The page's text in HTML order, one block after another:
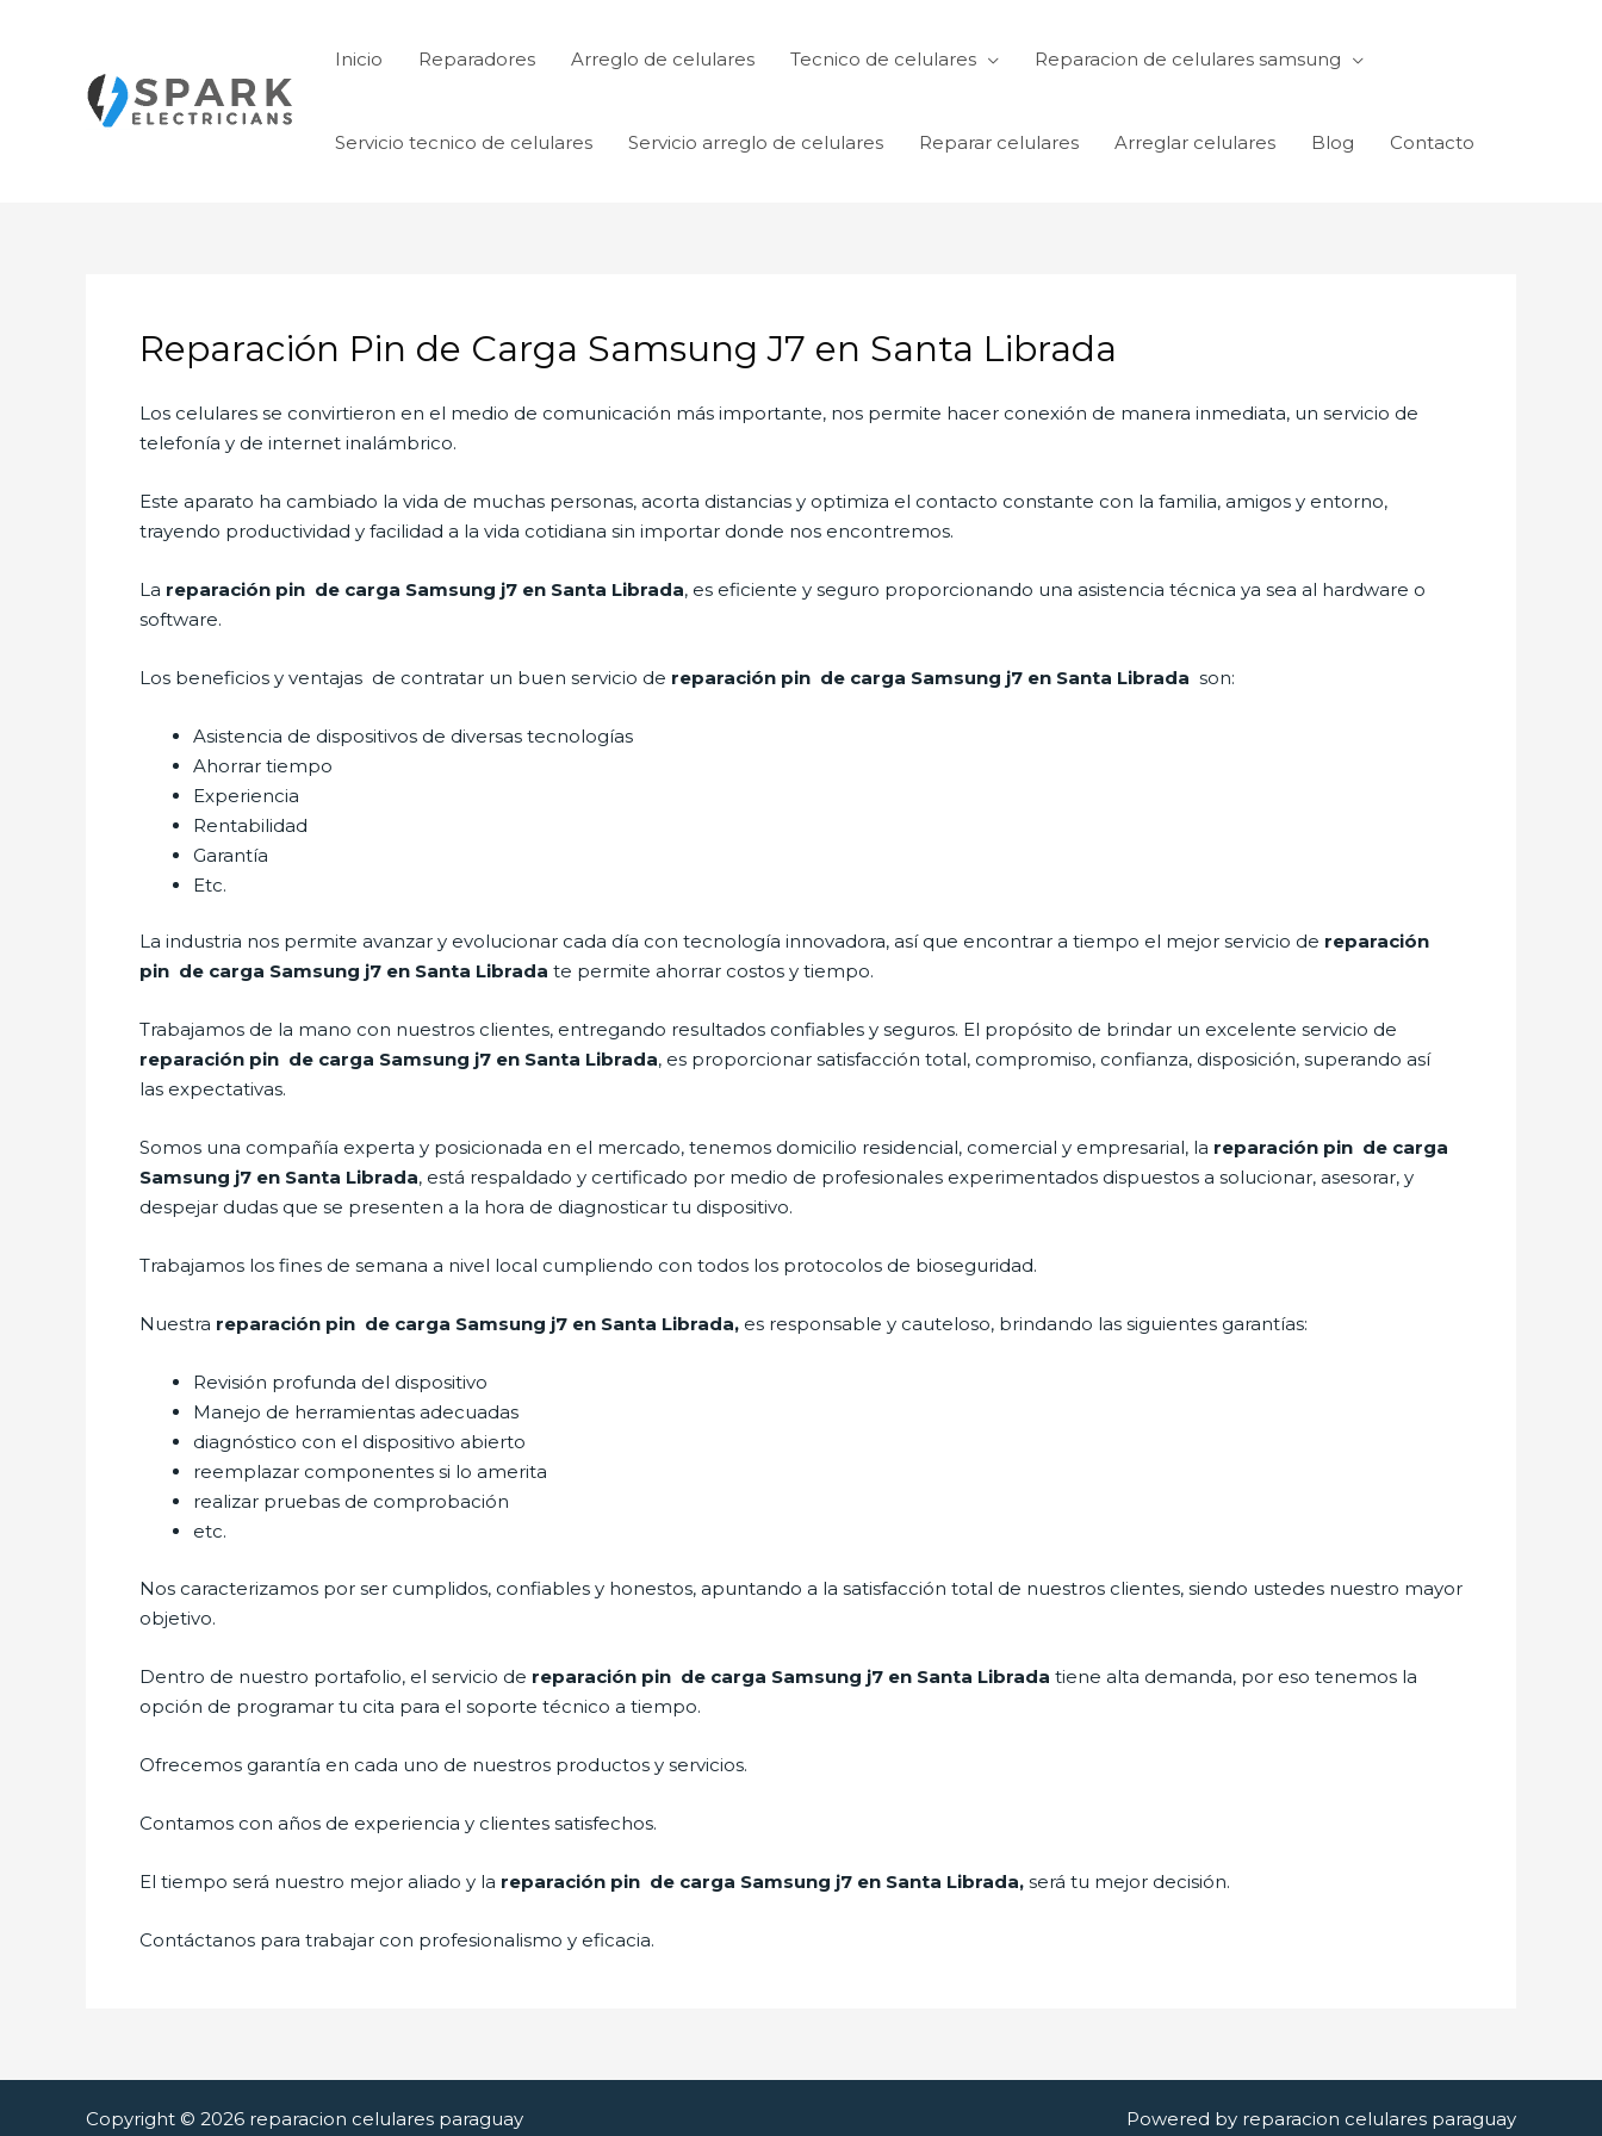
Inicio Reparadores Arreglo de celulares Tecnico de celulares Reparacion de celulares samsung
Servicio tecnico de celulares Servicio arreglo de celulares Reparar celulares Arreglar celulares Blog Contacto
Reparación Pin de Carga Samsung J7 en Santa Librada
Los celulares se convirtieron en el medio de comunicación más importante, nos permite hacer conexión de manera inmediata, un servicio de
telefonía y de internet inalámbrico.
Este aparato ha cambiado la vida de muchas personas, acorta distancias y optimiza el contacto constante con la familia, amigos y entorno,
trayendo productividad y facilidad a la vida cotidiana sin importar donde nos encontremos.
La reparación pin de carga Samsung j7 en Santa Librada, es eficiente y seguro proporcionando una asistencia técnica ya sea al hardware o
software.
Los beneficios y ventajas de contratar un buen servicio de reparación pin de carga Samsung j7 en Santa Librada son:
Asistencia de dispositivos de diversas tecnologías
Ahorrar tiempo
Experiencia
Rentabilidad
Garantía
Etc.
La industria nos permite avanzar y evolucionar cada día con tecnología innovadora, así que encontrar a tiempo el mejor servicio de reparación
pin de carga Samsung j7 en Santa Librada te permite ahorrar costos y tiempo.
Trabajamos de la mano con nuestros clientes, entregando resultados confiables y seguros. El propósito de brindar un excelente servicio de
reparación pin de carga Samsung j7 en Santa Librada, es proporcionar satisfacción total, compromiso, confianza, disposición, superando así
las expectativas.
Somos una compañía experta y posicionada en el mercado, tenemos domicilio residencial, comercial y empresarial, la reparación pin de carga
Samsung j7 en Santa Librada, está respaldado y certificado por medio de profesionales experimentados dispuestos a solucionar, asesorar, y
despejar dudas que se presenten a la hora de diagnosticar tu dispositivo.
Trabajamos los fines de semana a nivel local cumpliendo con todos los protocolos de bioseguridad.
Nuestra reparación pin de carga Samsung j7 en Santa Librada, es responsable y cauteloso, brindando las siguientes garantías:
Revisión profunda del dispositivo
Manejo de herramientas adecuadas
diagnóstico con el dispositivo abierto
reemplazar componentes si lo amerita
realizar pruebas de comprobación
etc.
Nos caracterizamos por ser cumplidos, confiables y honestos, apuntando a la satisfacción total de nuestros clientes, siendo ustedes nuestro mayor
objetivo.
Dentro de nuestro portafolio, el servicio de reparación pin de carga Samsung j7 en Santa Librada tiene alta demanda, por eso tenemos la
opción de programar tu cita para el soporte técnico a tiempo.
Ofrecemos garantía en cada uno de nuestros productos y servicios.
Contamos con años de experiencia y clientes satisfechos.
El tiempo será nuestro mejor aliado y la reparación pin de carga Samsung j7 en Santa Librada, será tu mejor decisión.
Contáctanos para trabajar con profesionalismo y eficacia.
Copyright © 2026 reparacion celulares paraguay Powered by reparacion celulares paraguay